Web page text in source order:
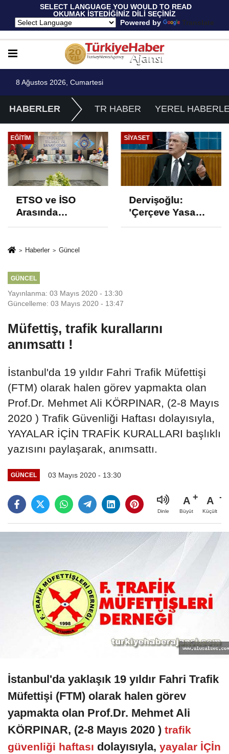
SELECT LANGUAGE YOU WOULD TO READ
OKUMAK İSTEDİĞİNİZ DİLİ SEÇİNİZ
Powered by
Translate
8 Ağustos 2026, Cumartesi
HABERLER TR HABER YEREL
EĞITIM
ETSO ve İSO
Arasında
İstihdam Odaklı
Protokolü
SIYASET
Dervişoğlu:
'Çerçeve Yasa
Çözüm Değil,
Haberler Güncel
GÜNCEL
Yayınlanma: 03 Mayıs 2020 - 13:30
Güncelleme: 03 Mayıs 2020 - 13:47
Müfettiş, trafik kurallarını
anımsattı !
İstanbul'da 19 yıldır Fahri Trafik Müfettişi
(FTM) olarak halen görev yapmakta olan
Prof.Dr. Mehmet Ali KÖRPINAR, (2-8 Mayıs
2020 ) Trafik Güvenliği Haftası dolayısıyla,
YAYALAR İÇİN TRAFİK KURALLARI başlıklı
yazısını paylaşarak, anımsattı.
GÜNCEL 03 Mayıs 2020 - 13:30
Dinle
A
Büyüt
A
Küçült
İstanbul'da yaklaşık 19 yıldır Fahri Trafik
Müfettişi (FTM) olarak halen görev
yapmakta olan Prof.Dr. Mehmet Ali
KÖRPINAR, (2-8 Mayıs 2020 ) trafik
güvenliği haftası dolayısıyla, yayalar İÇİn